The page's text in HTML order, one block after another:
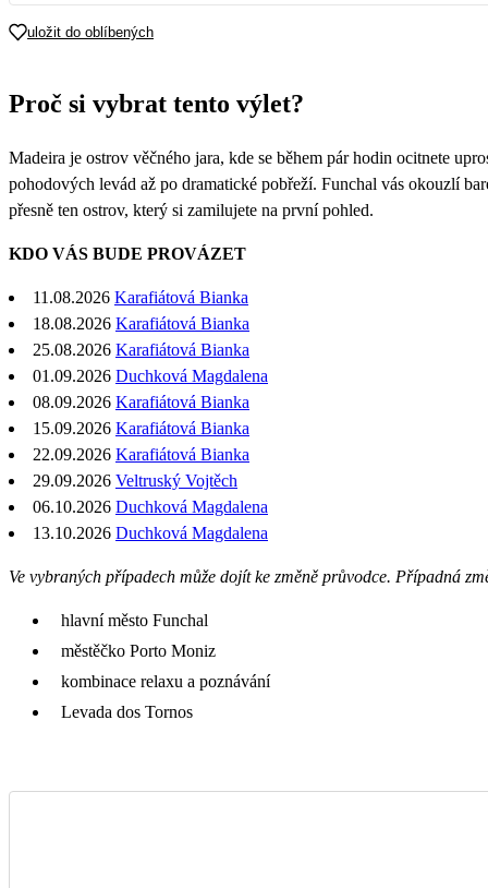
uložit do oblíbených
Proč si vybrat tento výlet?
Madeira je ostrov věčného jara, kde se během pár hodin ocitnete
pohodových levád až po dramatické pobřeží. Funchal vás okouzlí
přesně ten ostrov, který si zamilujete na první pohled.
KDO VÁS BUDE PROVÁZET
11.08.2026 Karafiátová Bianka
18.08.2026 Karafiátová Bianka
25.08.2026 Karafiátová Bianka
01.09.2026 Duchková Magdalena
08.09.2026 Karafiátová Bianka
15.09.2026 Karafiátová Bianka
22.09.2026 Karafiátová Bianka
29.09.2026 Veltruský Vojtěch
06.10.2026 Duchková Magdalena
13.10.2026 Duchková Magdalena
Ve vybraných případech může dojít ke změně průvodce. Případná
hlavní město Funchal
městěčko Porto Moniz
kombinace relaxu a poznávání
Levada dos Tornos